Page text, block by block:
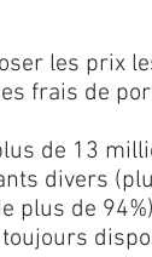
les prix
frais de
de 13
divers
plus de